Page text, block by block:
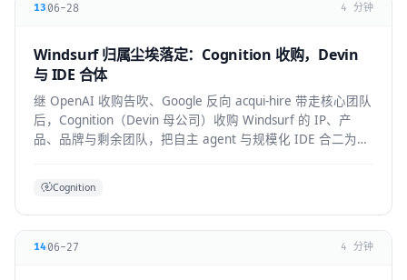
13 06-28 4 分钟
Windsurf 归属尘埃落定：Cognition 收购，Devin
与 IDE 合体
继 OpenAI 收购告吹、Google 反向 acqui-hire 带走核心团队
后，Cognition（Devin 母公司）收购 Windsurf 的 IP、产
品、品牌与剩余团队，把自主 agent 与规模化 IDE 合二为
Cognition
1406-27 4 分钟